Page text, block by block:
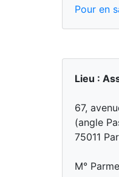
Pour en
Lieu :
67,
(angle
75011
M°